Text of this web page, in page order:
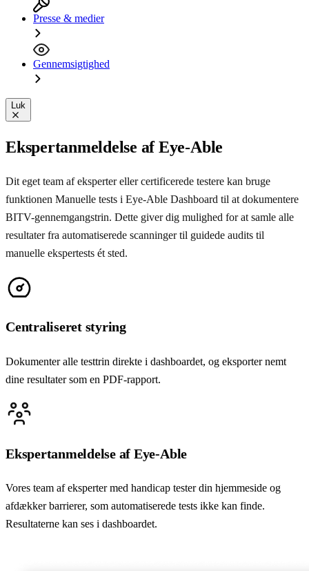
Presse & medier
Gennemsigtighed
Luk
Ekspertanmeldelse af Eye-Able
Dit eget team af eksperter eller certificerede testere kan bruge
funktionen Manuelle tests i Eye-Able Dashboard til at dokumentere
BITV-gennemgangstrin. Dette giver dig mulighed for at samle alle
resultater fra automatiserede scanninger til guidede audits til
manuelle ekspertests ét sted.
Centraliseret styring
Dokumenter alle testtrin direkte i dashboardet, og eksporter nemt
dine resultater som en PDF-rapport.
Ekspertanmeldelse af Eye-Able
Vores team af eksperter med handicap tester din hjemmeside og
afdækker barrierer, som automatiserede tests ikke kan finde.
Resultaterne kan ses i dashboardet.